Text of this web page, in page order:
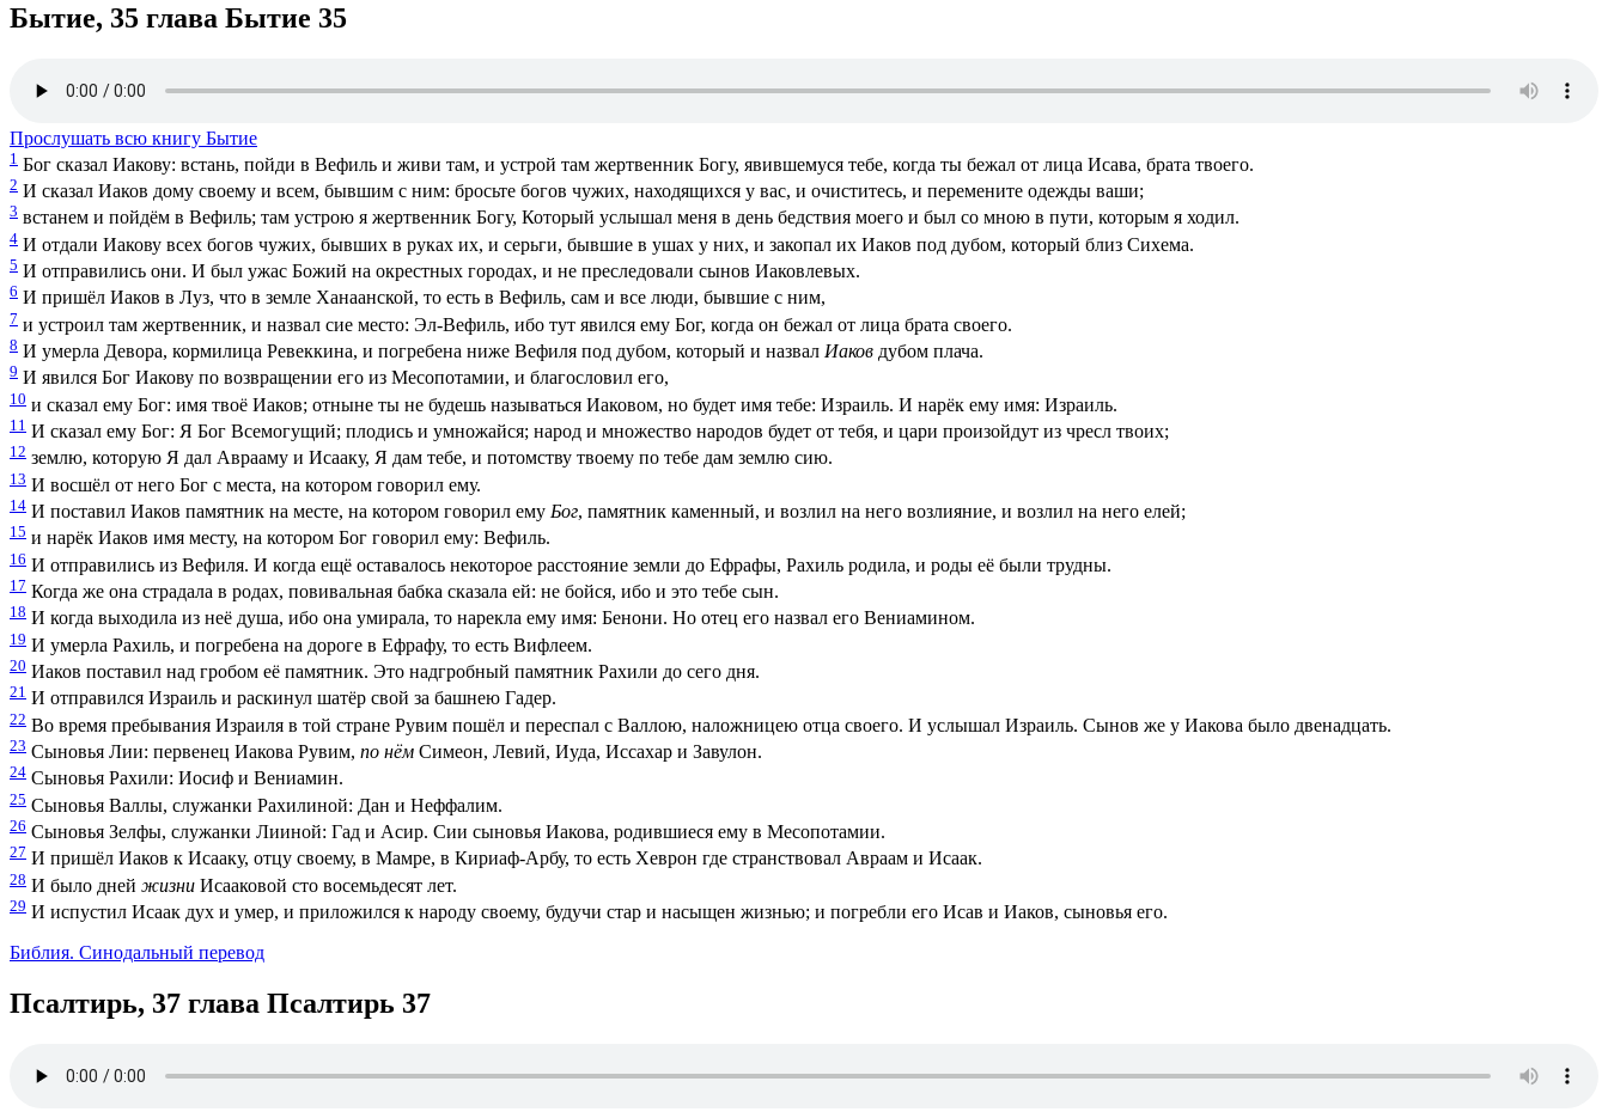
Бытие, 35 глава Бытие 35
Прослушать всю книгу Бытие
1 Бог сказал Иакову: встань, пойди в Вефиль и живи там, и устрой там жертвенник Богу, явившемуся тебе, когда ты бежал от лица Исава, брата твоего.
2 И сказал Иаков дому своему и всем, бывшим с ним: бросьте богов чужих, находящихся у вас, и очиститесь, и перемените одежды ваши;
3 встанем и пойдём в Вефиль; там устрою я жертвенник Богу, Который услышал меня в день бедствия моего и был со мною в пути, которым я ходил.
4 И отдали Иакову всех богов чужих, бывших в руках их, и серьги, бывшие в ушах у них, и закопал их Иаков под дубом, который близ Сихема.
5 И отправились они. И был ужас Божий на окрестных городах, и не преследовали сынов Иаковлевых.
6 И пришёл Иаков в Луз, что в земле Ханаанской, то есть в Вефиль, сам и все люди, бывшие с ним,
7 и устроил там жертвенник, и назвал сие место: Эл-Вефиль, ибо тут явился ему Бог, когда он бежал от лица брата своего.
8 И умерла Девора, кормилица Ревеккина, и погребена ниже Вефиля под дубом, который и назвал Иаков дубом плача.
9 И явился Бог Иакову по возвращении его из Месопотамии, и благословил его,
10 и сказал ему Бог: имя твоё Иаков; отныне ты не будешь называться Иаковом, но будет имя тебе: Израиль. И нарёк ему имя: Израиль.
11 И сказал ему Бог: Я Бог Всемогущий; плодись и умножайся; народ и множество народов будет от тебя, и цари произойдут из чресл твоих;
12 землю, которую Я дал Аврааму и Исааку, Я дам тебе, и потомству твоему по тебе дам землю сию.
13 И восшёл от него Бог с места, на котором говорил ему.
14 И поставил Иаков памятник на месте, на котором говорил ему Бог, памятник каменный, и возлил на него возлияние, и возлил на него елей;
15 и нарёк Иаков имя месту, на котором Бог говорил ему: Вефиль.
16 И отправились из Вефиля. И когда ещё оставалось некоторое расстояние земли до Ефрафы, Рахиль родила, и роды её были трудны.
17 Когда же она страдала в родах, повивальная бабка сказала ей: не бойся, ибо и это тебе сын.
18 И когда выходила из неё душа, ибо она умирала, то нарекла ему имя: Бенони. Но отец его назвал его Вениамином.
19 И умерла Рахиль, и погребена на дороге в Ефрафу, то есть Вифлеем.
20 Иаков поставил над гробом её памятник. Это надгробный памятник Рахили до сего дня.
21 И отправился Израиль и раскинул шатёр свой за башнею Гадер.
22 Во время пребывания Израиля в той стране Рувим пошёл и переспал с Валлою, наложницею отца своего. И услышал Израиль. Сынов же у Иакова было двенадцать.
23 Сыновья Лии: первенец Иакова Рувим, по нём Симеон, Левий, Иуда, Иссахар и Завулон.
24 Сыновья Рахили: Иосиф и Вениамин.
25 Сыновья Валлы, служанки Рахилиной: Дан и Неффалим.
26 Сыновья Зелфы, служанки Лииной: Гад и Асир. Сии сыновья Иакова, родившиеся ему в Месопотамии.
27 И пришёл Иаков к Исааку, отцу своему, в Мамре, в Кириаф-Арбу, то есть Хеврон где странствовал Авраам и Исаак.
28 И было дней жизни Исааковой сто восемьдесят лет.
29 И испустил Исаак дух и умер, и приложился к народу своему, будучи стар и насыщен жизнью; и погребли его Исав и Иаков, сыновья его.
Библия. Синодальный перевод
Псалтирь, 37 глава Псалтирь 37